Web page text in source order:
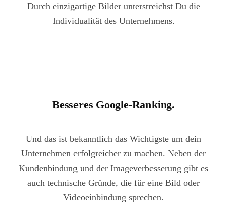
Durch einzigartige Bilder unterstreichst Du die
Individualität des Unternehmens.
Besseres Google-Ranking.
Und das ist bekanntlich das Wichtigste um dein
Unternehmen erfolgreicher zu machen. Neben der
Kundenbindung und der Imageverbesserung gibt es
auch technische Gründe, die für eine Bild oder
Videoeinbindung sprechen.